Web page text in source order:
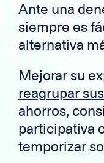
Ante una
siempre es
alternativa
Mejorar su
reagrupar
ahorros,
participativa
temporizar